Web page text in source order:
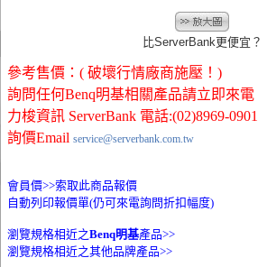
比ServerBank更便宜？
參考售價：( 破壞行情廠商施壓！)
詢問任何Benq明基相關產品請立即來電
力梭資訊 ServerBank 電話:(02)8969-0901
詢價Email service@serverbank.com.tw
會員價>>索取此商品報價
自動列印報價單(仍可來電詢問折扣幅度)
瀏覽規格相近之Benq明基產品>>
瀏覽規格相近之其他品牌產品>>